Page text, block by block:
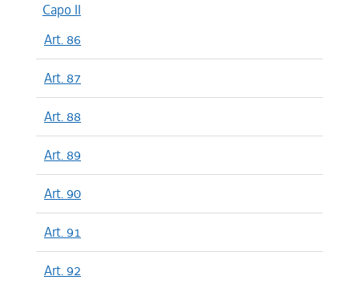
Capo II
Art. 86
Art. 87
Art. 88
Art. 89
Art. 90
Art. 91
Art. 92